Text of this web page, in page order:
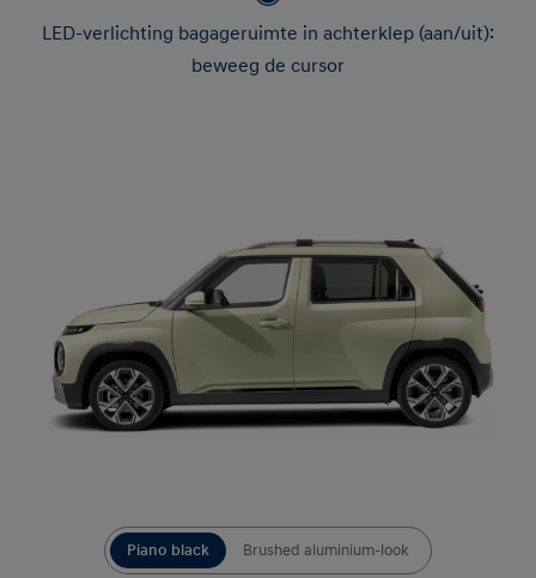
LED-verlichting bagageruimte in achterklep (aan/uit):
beweeg de cursor
Piano black Brushed aluminium-look